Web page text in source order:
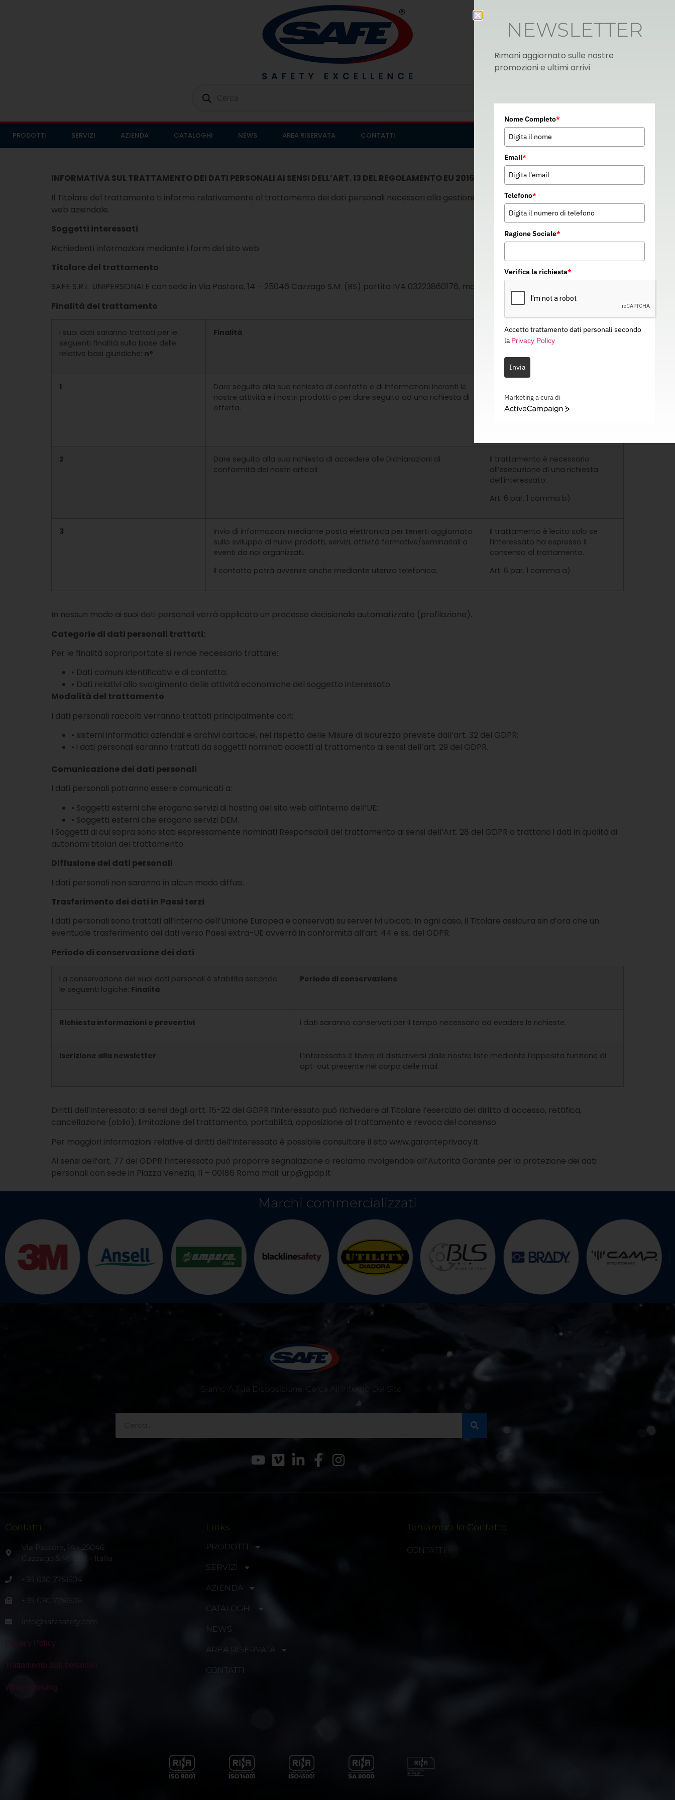
PRODOTTI SERVIZI AZIENDA CATALOGHI NEWS AREA RISERVATA CONTATTI
INFORMATIVA SUL TRATTAMENTO DEI DATI PERSONALI AI SENSI DELL’ART. 13 DEL REGOLAMENTO EU 2016/679
Il Titolare del trattamento ti informa relativamente al trattamento dei dati personali necessari alla gestione dei form contatti presenti sul sito
web aziendale.
Soggetti interessati
Richiedenti informazioni mediante i form del sito web.
Titolare del trattamento
SAFE S.R.L. UNIPERSONALE con sede in Via Pastore, 14 – 25046 Cazzago S.M. (BS) partita IVA 03223860176, mail di contatto: info@safesafety.com.
Finalità del trattamento
i suoi dati saranno trattati per le
seguenti finalità sulla base delle
relative basi giuridiche: n°
Finalità Base giuridica
1
Dare seguito alla sua richiesta di contatto e di informazioni inerenti le
nostre attività e i nostri prodotti o per dare seguito ad una richiesta di
offerta.
all’esecuzione di una richiesta
dell’interessato.
2
Dare seguito alla sua richiesta di accedere alle Dichiarazioni di
conformità dei nostri articoli.
Il trattamento è necessario
all’esecuzione di una richiesta
dell’interessato.
Art. 6 par. 1 comma b)
3
Invio di informazioni mediante posta elettronica per tenerti aggiornato
sullo sviluppo di nuovi prodotti, servizi, attività formative/seminariali o
eventi da noi organizzati.
Il contatto potrà avvenire anche mediante utenza telefonica.
Il trattamento è lecito solo se
l’interessato ha espresso il
consenso al trattamento.
Art. 6 par. 1 comma a)
In nessun modo ai suoi dati personali verrà applicato un processo decisionale automatizzato (profilazione).
Categorie di dati personali trattati:
Per le finalità soprariportate si rende necessario trattare:
• Dati comuni identificativi e di contatto;
• Dati relativi allo svolgimento delle attività economiche del soggetto interessato.
Modalità del trattamento
I dati personali raccolti verranno trattati principalmente con:
• sistemi informatici aziendali e archivi cartacei, nel rispetto delle Misure di sicurezza previste dall’art. 32 del GDPR;
• i dati personali saranno trattati da soggetti nominati addetti al trattamento ai sensi dell’art. 29 del GDPR.
Comunicazione dei dati personali
I dati personali potranno essere comunicati a:
• Soggetti esterni che erogano servizi di hosting del sito web all’interno dell’UE;
• Soggetti esterni che erogano servizi DEM.
I Soggetti di cui sopra sono stati espressamente nominati Responsabili del trattamento ai sensi dell’Art. 28 del GDPR o trattano i dati in qualità di
autonomi titolari del trattamento.
Diffusione dei dati personali
I dati personali non saranno in alcun modo diffusi.
Trasferimento dei dati in Paesi terzi
I dati personali sono trattati all’interno dell’Unione Europea e conservati su server ivi ubicati. In ogni caso, il Titolare assicura sin d’ora che un
eventuale trasferimento dei dati verso Paesi extra-UE avverrà in conformità all’art. 44 e ss. del GDPR.
Periodo di conservazione dei dati
La conservazione dei suoi dati personali è stabilita secondo
le seguenti logiche: Finalità
Periodo di conservazione
Richiesta informazioni e preventivi i dati saranno conservati per il tempo necessario ad evadere le richieste.
Iscrizione alla newsletter
L’interessato è libero di disiscriversi dalle nostre liste mediante l’apposita funzione di
opt-out presente nel corpo delle mail.
Diritti dell’interessato: ai sensi degli artt. 15-22 del GDPR l’interessato può richiedere al Titolare l’esercizio del diritto di accesso, rettifica,
cancellazione (oblio), limitazione del trattamento, portabilità, opposizione al trattamento e revoca del consenso.
Per maggiori informazioni relative ai diritti dell’interessato è possibile consultare il sito www.garanteprivacy.it
Ai sensi dell’art. 77 del GDPR l’interessato può proporre segnalazione o reclamo rivolgendosi all’Autorità Garante per la protezione dei dati
personali con sede in Piazza Venezia, 11 – 00186 Roma mail: urp@gpdp.it
Marchi commercializzati
Siamo A Tua Disposizione, Cerca All’interno Del Sito
Contatti
Via Pastore, 14 - 25046
Cazzago S.M. (BS) - Italia
+39 030 7751504
+39 030 7751506
info@safesafety.com
Privacy Policy
Trattamento dati personali
Whisleblowing
Links
PRODOTTI
SERVIZI
AZIENDA
CATALOGHI
NEWS
AREA RISERVATA
CONTATTI
Teniamoci In Contatto
CONTATTI
NEWSLETTER
Rimani aggiornato sulle nostre
promozioni e ultimi arrivi
Nome Completo*
Email*
Telefono*
Ragione Sociale*
Verifica la richiesta*
Accetto trattamento dati personali secondo
la Privacy Policy
Invia
Marketing a cura di
ActiveCampaign